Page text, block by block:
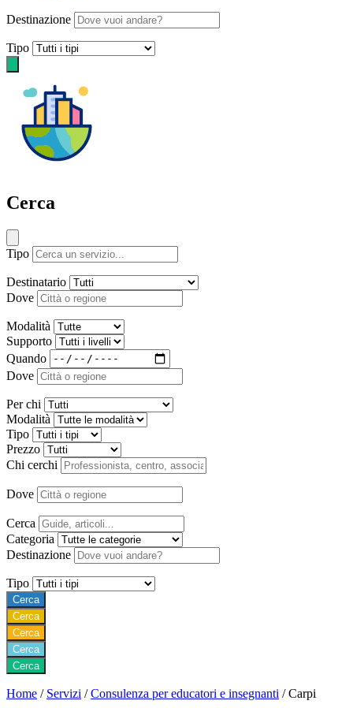
Destinazione
Tipo
Cerca
Tipo
Destinatario
Dove
Modalità
Supporto
Quando
Dove
Per chi
Modalità
Tipo
Prezzo
Chi cerchi
Dove
Cerca
Categoria
Destinazione
Tipo
Cerca
Cerca
Cerca
Cerca
Cerca
Home / Servizi / Consulenza per educatori e insegnanti / Carpi